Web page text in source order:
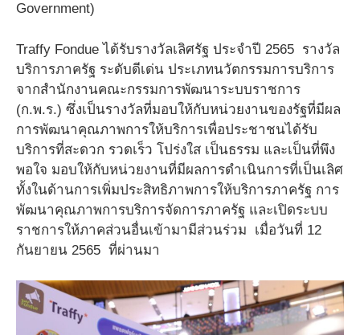
Government)
Traffy Fondue ได้รับรางวัลเลิศรัฐ ประจำปี 2565 รางวัล
บริการภาครัฐ ระดับดีเด่น ประเภทนวัตกรรมการบริการ
จากสำนักงานคณะกรรมการพัฒนาระบบราชการ
(ก.พ.ร.) ซึ่งเป็นรางวัลที่มอบให้กับหน่วยงานของรัฐที่มีผล
การพัฒนาคุณภาพการให้บริการเพื่อประชาชนได้รับ
บริการที่สะดวก รวดเร็ว โปร่งใส เป็นธรรม และเป็นที่พึง
พอใจ มอบให้กับหน่วยงานที่มีผลการดำเนินการที่เป็นเลิศ
ทั้งในด้านการเพิ่มประสิทธิภาพการให้บริการภาครัฐ การ
พัฒนาคุณภาพการบริการจัดการภาครัฐ และเปิดระบบ
ราชการให้ภาคส่วนอื่นเข้ามามีส่วนร่วม เมื่อวันที่ 12
กันยายน 2565 ที่ผ่านมา